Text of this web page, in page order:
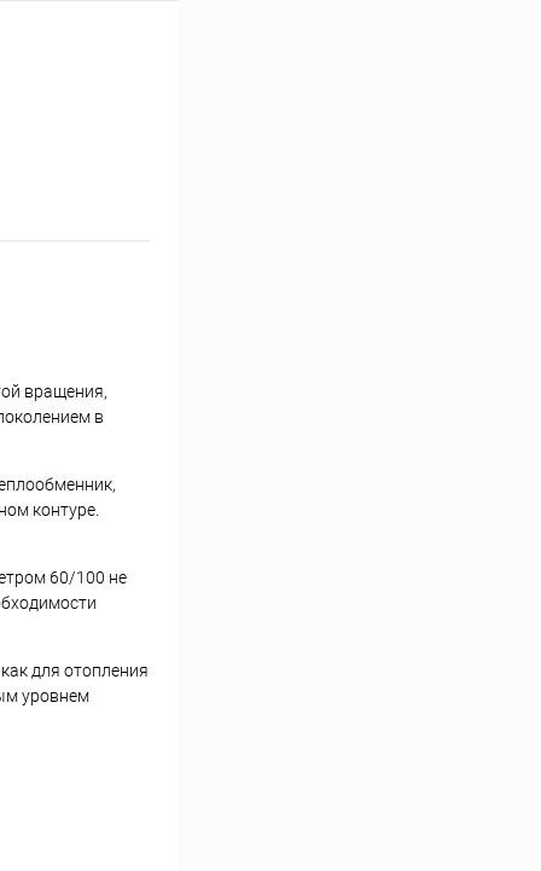
вращения,
в
контуре.
60/100 не
для отопления
уровнем